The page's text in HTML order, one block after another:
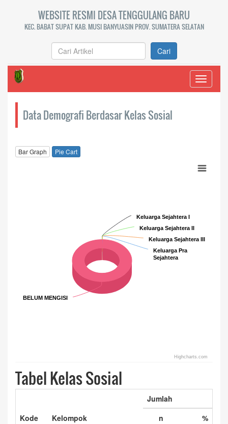
WEBSITE RESMI DESA TENGGULANG BARU
KEC. BABAT SUPAT KAB. MUSI BANYUASIN PROV. SUMATERA SELATAN
Cari
Toggle
Data Demografi Berdasar Kelas Sosial
Bar Graph Pie Cart
Keluarga Pra
Sejahtera
Keluarga Pra
Sejahtera
Keluarga Sejahtera I
Keluarga Sejahtera I
Keluarga Sejahtera II
Keluarga Sejahtera II
Keluarga Sejahtera III
Keluarga Sejahtera III
BELUM MENGISI
BELUM MENGISI
Highcharts.com
Tabel Kelas Sosial
Kode Kelompok
Jumlah
n
%